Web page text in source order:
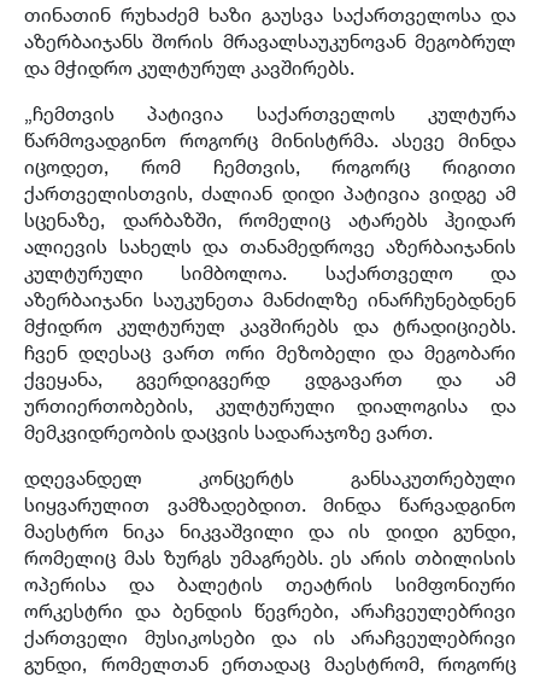
თინათინ რუხაძემ ხაზი გაუსვა საქართველოსა და
აზერბაიჯანს შორის მრავალსაუკუნოვან მეგობრულ
და მჭიდრო კულტურულ კავშირებს.
„ჩემთვის პატივია საქართველოს კულტურა
წარმოვადგინო როგორც მინისტრმა. ასევე მინდა
იცოდეთ, რომ ჩემთვის, როგორც რიგითი
ქართველისთვის, ძალიან დიდი პატივია ვიდგე ამ
სცენაზე, დარბაზში, რომელიც ატარებს ჰეიდარ
ალიევის სახელს და თანამედროვე აზერბაიჯანის
კულტურული სიმბოლოა. საქართველო და
აზერბაიჯანი საუკუნეთა მანძილზე ინარჩუნებდნენ
მჭიდრო კულტურულ კავშირებს და ტრადიციებს.
ჩვენ დღესაც ვართ ორი მეზობელი და მეგობარი
ქვეყანა, გვერდიგვერდ ვდგავართ და ამ
ურთიერთობების, კულტურული დიალოგისა და
მემკვიდრეობის დაცვის სადარაჯოზე ვართ.
დღევანდელ კონცერტს განსაკუთრებული
სიყვარულით ვამზადებდით. მინდა წარვადგინო
მაესტრო ნიკა ნიკვაშვილი და ის დიდი გუნდი,
რომელიც მას ზურგს უმაგრებს. ეს არის თბილისის
ოპერისა და ბალეტის თეატრის სიმფონიური
ორკესტრი და ბენდის წევრები, არაჩვეულებრივი
ქართველი მუსიკოსები და ის არაჩვეულებრივი
გუნდი, რომელთან ერთადაც მაესტრომ, როგორც